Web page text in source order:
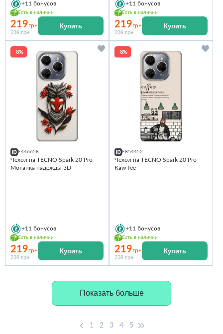
+11 бонусов
Есть в наличии
219грн
239 грн
Купить
+11 бонусов
Есть в наличии
219грн
239 грн
Купить
-8%
F446658
Чехол на TECNO Spark 20 Pro
Мотанка надежды 3D
+11 бонусов
Есть в наличии
219грн
239 грн
Купить
-8%
F854452
Чехол на TECNO Spark 20 Pro
Kaw-fee
+11 бонусов
Есть в наличии
219грн
239 грн
Купить
Показать больше
1 2 3 4 5